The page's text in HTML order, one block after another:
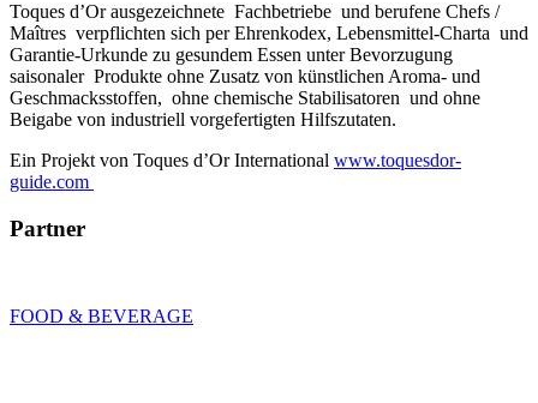
Toques d’Or ausgezeichnete Fachbetriebe und berufene Chefs /
Maîtres verpflichten sich per Ehrenkodex, Lebensmittel-Charta und
Garantie-Urkunde zu gesundem Essen unter Bevorzugung
saisonaler Produkte ohne Zusatz von künstlichen Aroma- und
Geschmacksstoffen, ohne chemische Stabilisatoren und ohne
Beigabe von industriell vorgefertigten Hilfszutaten.
Ein Projekt von Toques d’Or International www.toquesdor-
guide.com
Partner
FOOD & BEVERAGE